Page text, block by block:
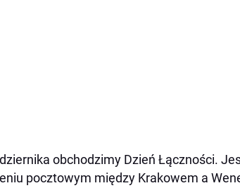
obchodzimy Dzień Łączności.
pocztowym między Krakowem a